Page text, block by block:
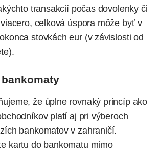
transakcií počas dovolenky či
celková úspora môže byť v
stovkách eur (v závislosti od
že úplne rovnaký princíp ako
platí aj pri výberoch
bankomatov v zahraničí.
kartu do bankomatu mimo